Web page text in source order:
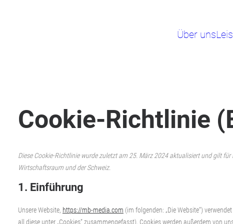
Über uns
Cookie-Richtlinie
Diese Cookie-Richtlinie wurde zuletzt am 25. März 2024 aktualisiert und gilt
Wirtschaftsraum und der Schweiz.
1. Einführung
Unsere Website, https://mb-media.com (im folgenden: „Die Website“)
all diese unter „Cookies“ zusammengefasst). Cookies werden außerdem von